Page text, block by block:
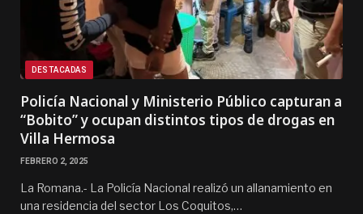
DESTACADAS
Policía Nacional y Ministerio Público capturan a
“Bobito” y ocupan distintos tipos de drogas en
Villa Hermosa
FEBRERO 2, 2025
La Romana.- La Policía Nacional realizó un allanamiento en
una residencia del sector Los Coquitos,…